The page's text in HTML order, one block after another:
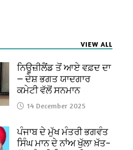
VIEW ALL
ਨਿਊਜ਼ੀਲੈਂਡ ਤੋਂ ਆਏ ਵਫ਼ਦ ਦਾ
— ਦੇਸ਼ ਭਗਤ ਯਾਦਗਾਰ
ਕਮੇਟੀ ਵੱਲੋਂ ਸਨਮਾਨ
14 December 2025
ਪੰਜਾਬ ਦੇ ਮੁੱਖ ਮੰਤਰੀ ਭਗਵੰਤ
ਸਿੰਘ ਮਾਨ ਦੇ ਨਾਂਅ ਖੁੱਲਾ ਖ਼ੱਤ–